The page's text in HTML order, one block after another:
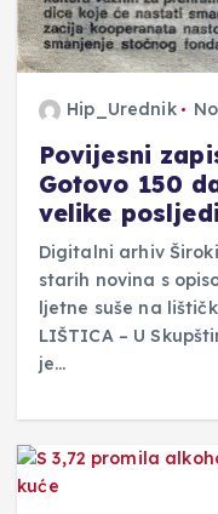
Hip_Urednik
Povijesni
Gotovo 150
velike
Digitalni arhiv
starih novina s
ljetne suše na
LIŠTICA – U
je…